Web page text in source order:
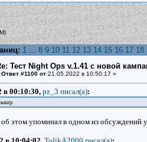
)
1 ... 8 9 10 11 12 13 14 15 16 17 18
Тест Night Ops v.1.41 с новой
Ответ #1100 от 21.05.2022 в 10:50:17 »
в 00:10:30,pz_3 писал(a):
об этом упоминал в одном из обсуждений